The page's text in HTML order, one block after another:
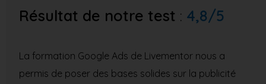
Résultat de notre test : 4,8/5
La formation Google Ads de Livementor nous a
permis de poser des bases solides sur la publicité